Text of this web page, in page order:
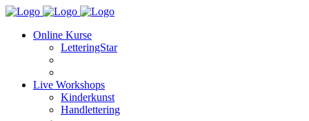
Online Kurse
LetteringStar
Live Workshops
Kinderkunst
Handlettering